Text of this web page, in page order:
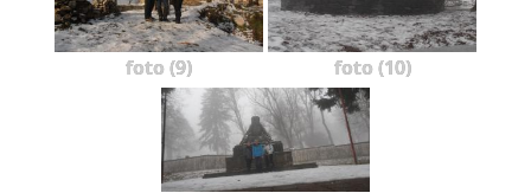
foto (9) foto (10)